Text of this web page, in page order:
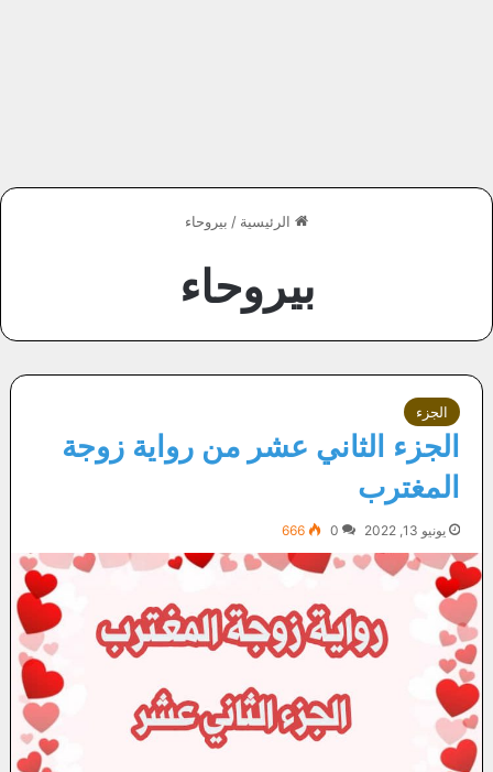
الرئيسية / بيروحاء
بيروحاء
الجزء
الجزء الثاني عشر من رواية زوجة
المغترب
يونيو 13, 2022 0
666